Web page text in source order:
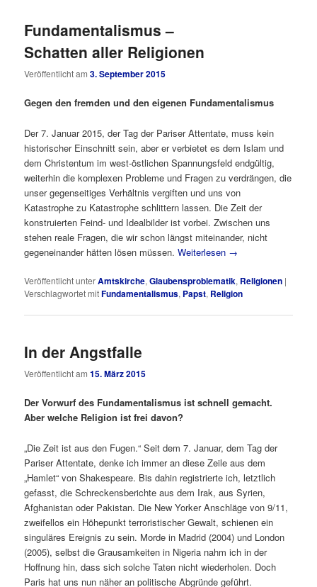
Fundamentalismus –
Schatten aller Religionen
Veröffentlicht am3. September 2015
Gegen den fremden und den eigenen Fundamentalismus
Der 7. Januar 2015, der Tag der Pariser Attentate, muss kein
historischer Einschnitt sein, aber er verbietet es dem Islam und
dem Christentum im west-östlichen Spannungsfeld endgültig,
weiterhin die komplexen Probleme und Fragen zu verdrängen, die
unser gegenseitiges Verhältnis vergiften und uns von
Katastrophe zu Katastrophe schlittern lassen. Die Zeit der
konstruierten Feind- und Idealbilder ist vorbei. Zwischen uns
stehen reale Fragen, die wir schon längst miteinander, nicht
gegeneinander hätten lösen müssen.Weiterlesen →
Veröffentlicht unterAmtskirche,Glaubensproblematik, Religionen |
Verschlagwortet mitFundamentalismus, Papst, Religion
In der Angstfalle
Veröffentlicht am15. März 2015
Der Vorwurf des Fundamentalismus ist schnell gemacht.
Aber welche Religion ist frei davon?
„Die Zeit ist aus den Fugen.“ Seit dem 7. Januar, dem Tag der
Pariser Attentate, denke ich immer an diese Zeile aus dem
„Hamlet“ von Shakespeare. Bis dahin registrierte ich, letztlich
gefasst, die Schreckensberichte aus dem Irak, aus Syrien,
Afghanistan oder Pakistan. Die New Yorker Anschläge von 9/11,
zweifellos ein Höhepunkt terroristischer Gewalt, schienen ein
singuläres Ereignis zu sein. Morde in Madrid (2004) und London
(2005), selbst die Grausamkeiten in Nigeria nahm ich in der
Hoffnung hin, dass sich solche Taten nicht wiederholen. Doch
Paris hat uns nun näher an politische Abgründe geführt.